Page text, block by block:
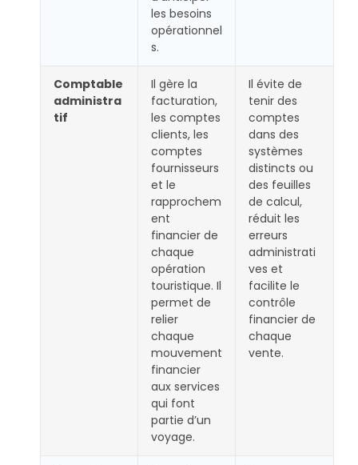
les besoins
opérationnel
s.
Comptable
administra
tif
Il gère la
facturation,
les comptes
clients, les
comptes
fournisseurs
et le
rapprochem
ent
financier de
chaque
opération
touristique. Il
permet de
relier
chaque
mouvement
financier
aux services
qui font
partie d’un
voyage.
Il évite de
tenir des
comptes
dans des
systèmes
distincts ou
des feuilles
de calcul,
réduit les
erreurs
administrati
ves et
facilite le
contrôle
financier de
chaque
vente.